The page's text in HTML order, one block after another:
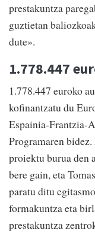
prestakuntza
guztietan
dute».
1.778.447
1.778.447 euroko
kofinantzatu du
Espainia-Frantzia-
Programaren
proiektu burua den
bere gain, eta
paratu ditu
formakuntza eta
prestakuntza